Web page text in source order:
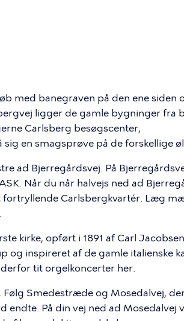
med banegraven på den ene siden
ligger de gamle bygninger fra
Carlsberg besøgscenter,
en smagsprøve på de forskellige
ad Bjerregårdsvej. På
Når du når halvejs ned ad
Carlsbergkvartér. Læg
kirke, opført i 1891 af Carl
og inspireret af de gamle italienske
tit orgelkoncerter her.
Smedestræde og Mosedalvej,
endte. På din vej ned ad Mosedalvej